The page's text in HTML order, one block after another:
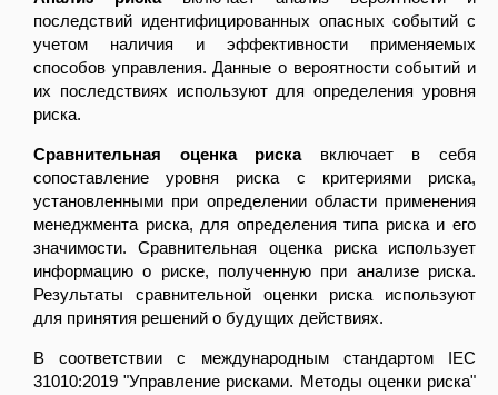
последствий идентифицированных опасных событий с
учетом наличия и эффективности применяемых
способов управления. Данные о вероятности событий и
их последствиях используют для определения уровня
риска.
Сравнительная оценка рискавключает в себя
сопоставление уровня риска с критериями риска,
установленными при определении области применения
менеджмента риска, для определения типа риска и его
значимости. Сравнительная оценка риска использует
информацию о риске, полученную при анализе риска.
Результаты сравнительной оценки риска используют
для принятия решений о будущих действиях.
В соответствии с международным стандартом IEC
31010:2019 "Управление рисками. Методы оценки риска"